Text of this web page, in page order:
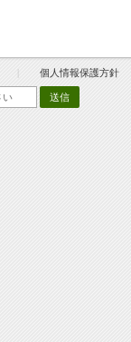
個人情報保護方針
送信